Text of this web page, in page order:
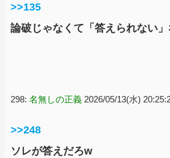
>>135
論破じゃなくて「答えられない
298: 名無しの正義 2026/05/13(水)
>>248
ソレが答えだろw